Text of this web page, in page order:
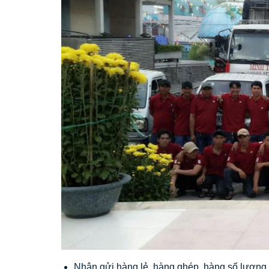
Nhận gửi hàng lẻ, hàng ghép, hàng số